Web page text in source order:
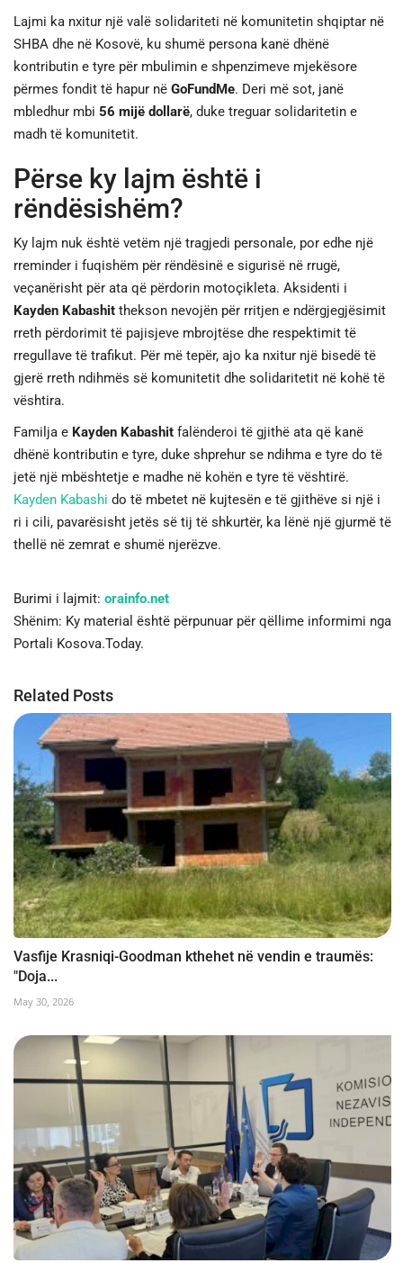
Lajmi ka nxitur një valë solidariteti në komunitetin shqiptar në
SHBA dhe në Kosovë, ku shumë persona kanë dhënë
kontributin e tyre për mbulimin e shpenzimeve mjekësore
përmes fondit të hapur në GoFundMe. Deri më sot, janë
mbledhur mbi 56 mijë dollarë, duke treguar solidaritetin e
madh të komunitetit.
Përse ky lajm është i
rëndësishëm?
Ky lajm nuk është vetëm një tragjedi personale, por edhe një
rreminder i fuqishëm për rëndësinë e sigurisë në rrugë,
veçanërisht për ata që përdorin motoçikleta. Aksidenti i
Kayden Kabashit thekson nevojën për rritjen e ndërgjegjësimit
rreth përdorimit të pajisjeve mbrojtëse dhe respektimit të
rregullave të trafikut. Për më tepër, ajo ka nxitur një bisedë të
gjerë rreth ndihmës së komunitetit dhe solidaritetit në kohë të
vështira.
Familja e Kayden Kabashit falënderoi të gjithë ata që kanë
dhënë kontributin e tyre, duke shprehur se ndihma e tyre do të
jetë një mbështetje e madhe në kohën e tyre të vështirë.
Kayden Kabashi do të mbetet në kujtesën e të gjithëve si një i
ri i cili, pavarësisht jetës së tij të shkurtër, ka lënë një gjurmë të
thellë në zemrat e shumë njerëzve.
Burimi i lajmit: orainfo.net
Shënim: Ky material është përpunuar për qëllime informimi nga
Portali Kosova.Today.
Related Posts
Vasfije Krasniqi-Goodman kthehet në vendin e traumës:
"Doja...
May 30, 2026